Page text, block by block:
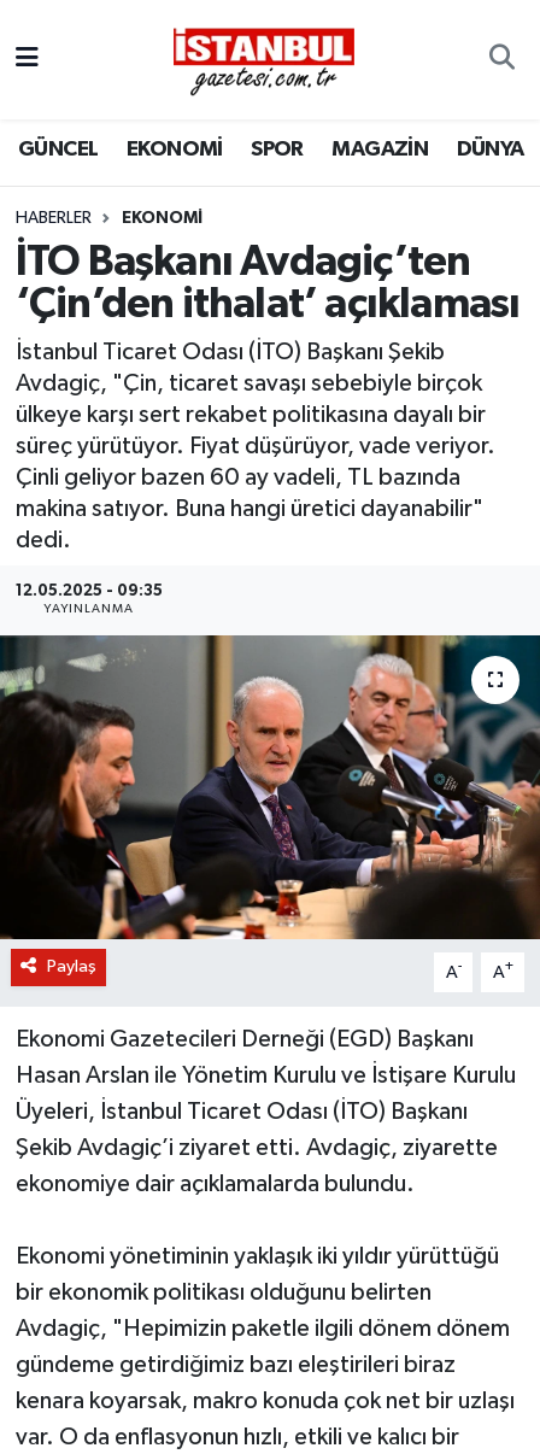
GÜNCEL EKONOMİ SPOR MAGAZİN DÜNYA
HABERLER EKONOMI
İTO Başkanı Avdagiç’ten
‘Çin’den ithalat’ açıklaması
İstanbul Ticaret Odası (İTO) Başkanı Şekib
Avdagiç, "Çin, ticaret savaşı sebebiyle birçok
ülkeye karşı sert rekabet politikasına dayalı bir
süreç yürütüyor. Fiyat düşürüyor, vade veriyor.
Çinli geliyor bazen 60 ay vadeli, TL bazında
makina satıyor. Buna hangi üretici dayanabilir"
dedi.
12.05.2025 - 09:35
YAYINLANMA
Paylaş A- A+
Ekonomi Gazetecileri Derneği (EGD) Başkanı
Hasan Arslan ile Yönetim Kurulu ve İstişare Kurulu
Üyeleri, İstanbul Ticaret Odası (İTO) Başkanı
Şekib Avdagiç’i ziyaret etti. Avdagiç, ziyarette
ekonomiye dair açıklamalarda bulundu.
Ekonomi yönetiminin yaklaşık iki yıldır yürüttüğü
bir ekonomik politikası olduğunu belirten
Avdagiç, "Hepimizin paketle ilgili dönem dönem
gündeme getirdiğimiz bazı eleştirileri biraz
kenara koyarsak, makro konuda çok net bir uzlaşı
var. O da enflasyonun hızlı, etkili ve kalıcı bir
EKONOMİ
İSTANBUL
DÜNYA
MAGAZİN
KÜLTÜR SANAT
SAĞLIK
BİLİM VE TEKNOLOJİ
OTOMOBİL
KURUMSAL
Nöbetçi Eczaneler
Hava Durumu
Trafik Durumu
Süper Lig Puan Durumu ve Fikstür
Son Dakika Haberleri
Haber Arşivi